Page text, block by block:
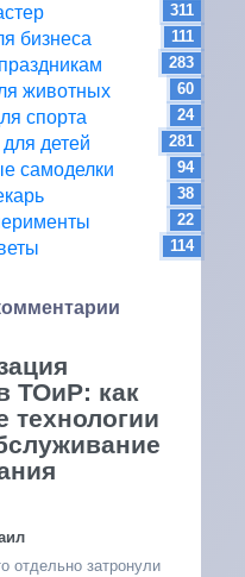
311
бизнеса 111
283
животных 60
спорта 24
детей 281
самоделки 94
38
22
114
ТОиР: как
отдельно затронули